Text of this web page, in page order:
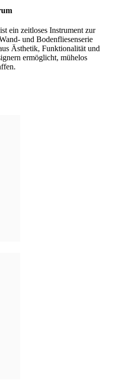
ein zeitloses Instrument zur
und Bodenfliesenserie
Ästhetik, Funktionalität und
ermöglicht, mühelos